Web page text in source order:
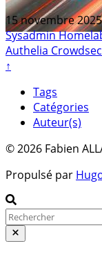
15 novembre 2025
Sysadmin
Authelia Crowdsec
↑
Tags
Catégories
Auteur(s)
© 2026 Fabien
Propulsé par